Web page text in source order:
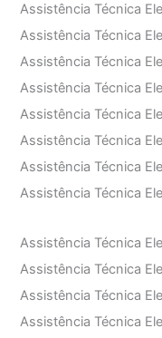
Assistência Técnica
Assistência Técnica
Assistência Técnica
Assistência Técnica
Assistência Técnica
Assistência Técnica
Assistência Técnica
Assistência Técnica
Assistência Técnica
Assistência Técnica
Assistência Técnica
Assistência Técnica